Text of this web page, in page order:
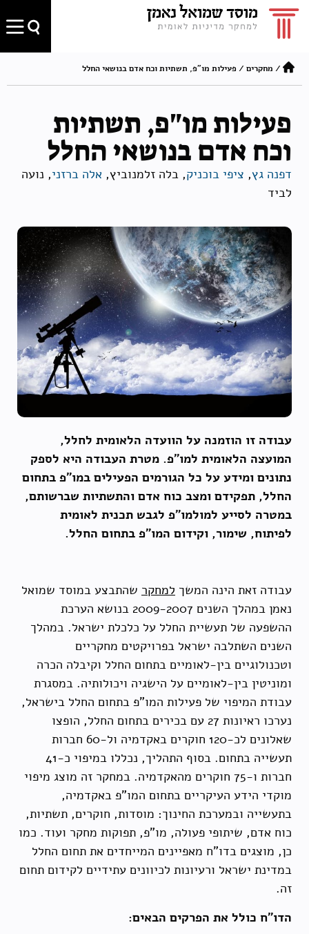
/ מחקרים / פעילות מו"פ, תשתיות וכח אדם בנושאי החלל
פעילות מו"פ, תשתיות
וכח אדם בנושאי החלל
דפנה גץ, ציפי בוכניק, בלה זלמנוביץ, אלה ברזני, נועה
לביד
עבודה זו הוזמנה על הוועדה הלאומית לחלל,
המועצה הלאומית למו"פ. מטרת העבודה היא לספק
נתונים ומידע על כל הגורמים הפעילים במו"פ בתחום
החלל, תפקידם ומצב כוח אדם והתשתיות שברשותם,
במטרה לסייע למולמו"פ לגבש תכנית לאומית
לפיתוח, שימור, וקידום המו"פ בתחום החלל.
עבודה זאת הינה המשך למחקר שהתבצע במוסד שמואל
נאמן במהלך השנים 2009-2007 בנושא הערכת
ההשפעה של תעשיית החלל על כלכלת ישראל. במהלך
השנים השתלבה ישראל בפרויקטים מחקריים
וטכנולוגיים בין-לאומיים בתחום החלל וקיבלה הכרה
ומוניטין בין-לאומיים על הישגיה ויכולותיה. במסגרת
עבודת המיפוי של פעילות המו"פ בתחום החלל בישראל,
נערכו ראיונות 27 עם בכירים בתחום החלל, הופצו
שאלונים לכ-120 חוקרים באקדמיה ול-60 חברות
תעשייה בתחום. בסוף התהליך, נכללו במיפוי כ-41
חברות ו-75 חוקרים מהאקדמיה. במחקר זה מוצג מיפוי
מוקדי הידע העיקריים בתחום המו"פ באקדמיה,
בתעשייה ובמערכת החינוך: מוסדות, חוקרים, תשתיות,
כוח אדם, שיתופי פעולה, מו"פ, תפוקות מחקר ועוד. כמו
כן, מוצגים בדו"ח מאפיינים המייחדים את תחום החלל
במדינת ישראל ורעיונות לכיוונים עתידיים לקידום תחום
זה.
הדו"ח כולל את הפרקים הבאים: